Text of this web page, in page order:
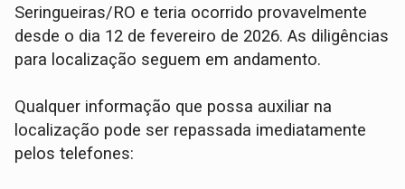
Seringueiras/RO e teria ocorrido provavelmente
desde o dia 12 de fevereiro de 2026. As diligências
para localização seguem em andamento.
Qualquer informação que possa auxiliar na
localização pode ser repassada imediatamente
pelos telefones: